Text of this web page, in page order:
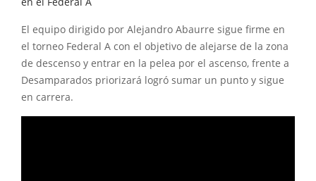
El equipo dirigido por Alejandro Abaurre sigue firme en
el torneo Federal A con el objetivo de alejarse de la zona
de descenso y entrar en la pelea por el ascenso, frente a
Desamparados priorizará logró sumar un punto y sigue
en carrera.